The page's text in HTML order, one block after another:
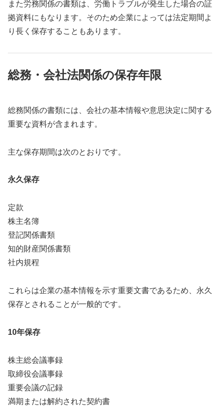
また労務関係の書類は、労働トラブルが発生した場合の証
拠資料にもなります。そのため企業によっては法定期間よ
り長く保存することもあります。
総務・会社法関係の保存年限
総務関係の書類には、会社の基本情報や意思決定に関する
重要な資料が含まれます。
主な保存期間は次のとおりです。
永久保存
定款
株主名簿
登記関係書類
知的財産関係書類
社内規程
これらは企業の基本情報を示す重要文書であるため、永久
保存とされることが一般的です。
10年保存
株主総会議事録
取締役会議事録
重要会議の記録
満期または解約された契約書